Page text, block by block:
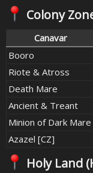
Colony
Canavar
Booro
Riote & Atross
Death Mare
Ancient & Treant
Minion of Dark Mare
Azazel [CZ]
Holy Land